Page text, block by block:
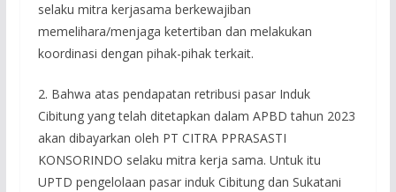
selaku mitra kerjasama berkewajiban
memelihara/menjaga ketertiban dan melakukan
koordinasi dengan pihak-pihak terkait.
2. Bahwa atas pendapatan retribusi pasar Induk
Cibitung yang telah ditetapkan dalam APBD tahun 2023
akan dibayarkan oleh PT CITRA PPRASASTI
KONSORINDO selaku mitra kerja sama. Untuk itu
UPTD pengelolaan pasar induk Cibitung dan Sukatani